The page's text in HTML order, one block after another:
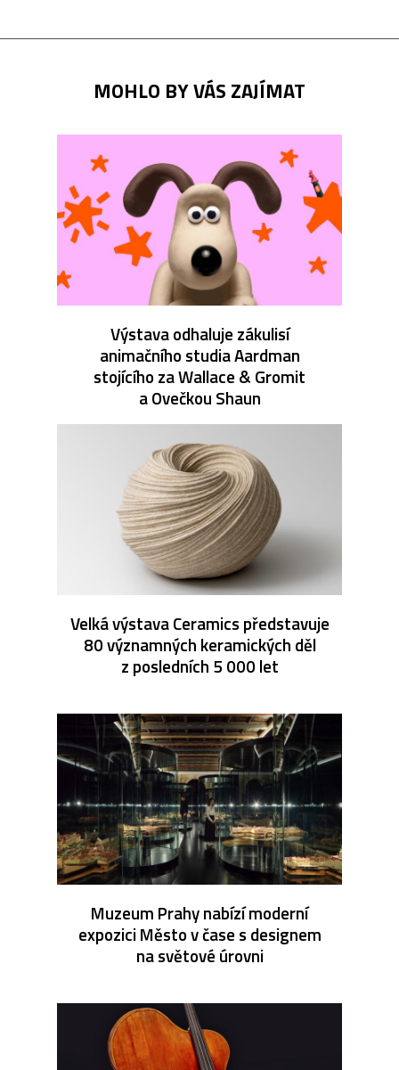
MOHLO BY VÁS ZAJÍMAT
Výstava odhaluje zákulisí
animačního studia Aardman
stojícího za Wallace & Gromit
a Ovečkou Shaun
Velká výstava Ceramics představuje
80 významných keramických děl
z posledních 5 000 let
Muzeum Prahy nabízí moderní
expozici Město v čase s designem
na světové úrovni